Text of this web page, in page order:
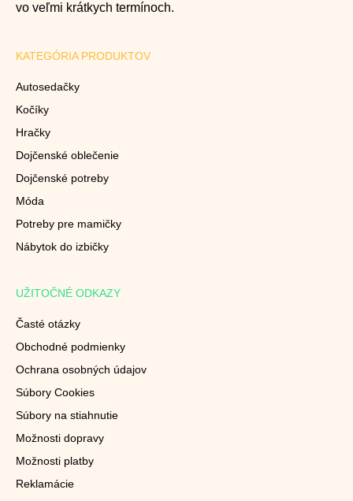
vo veľmi krátkych termínoch.
KATEGÓRIA PRODUKTOV
Autosedačky
Kočíky
Hračky
Dojčenské oblečenie
Dojčenské potreby
Móda
Potreby pre mamičky
Nábytok do izbičky
UŽITOČNÉ ODKAZY
Časté otázky
Obchodné podmienky
Ochrana osobných údajov
Súbory Cookies
Súbory na stiahnutie
Možnosti dopravy
Možnosti platby
Reklamácie